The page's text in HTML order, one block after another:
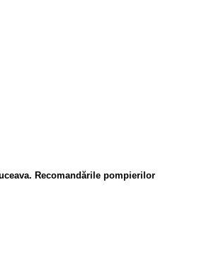
Recomandările pompierilor